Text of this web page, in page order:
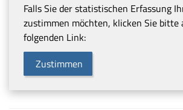
Falls Sie der statistischen Erfassung
zustimmen möchten, klicken Sie bitte
folgenden Link:
Zustimmen